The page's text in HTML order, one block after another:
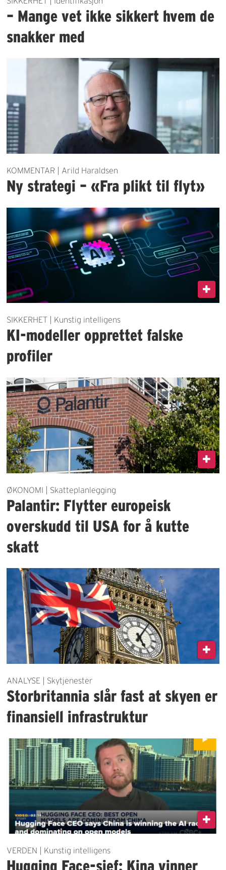
– Mange vet ikke sikkert hvem de
snakker med
KOMMENTAR | Arild Haraldsen
Ny strategi – «Fra plikt til flyt»
SIKKERHET | Kunstig intelligens
KI-modeller opprettet falske
profiler
ØKONOMI | Skatteplanlegging
Palantir: Flytter europeisk
overskudd til USA for å kutte
skatt
ANALYSE | Skytjenester
Storbritannia slår fast at skyen er
finansiell infrastruktur
VERDEN | Kunstig intelligens
Hugging Face-sjef: Kina vinner